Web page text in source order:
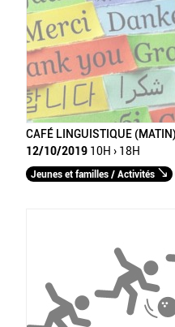
CAFÉ LINGUISTIQUE
12/10/2019 10H › 18H
Jeunes et familles / Activités